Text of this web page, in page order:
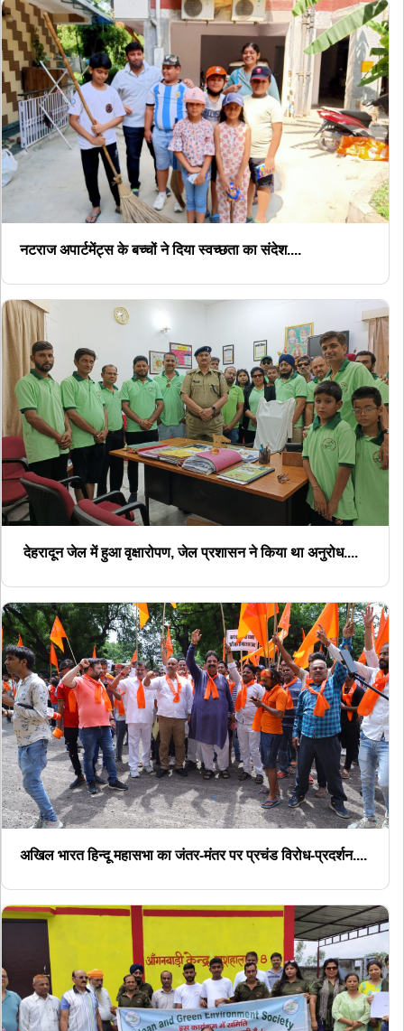
नटराज अपार्टमेंट्स के बच्चों ने दिया स्वच्छता का संदेश....
देहरादून जेल में हुआ वृक्षारोपण, जेल प्रशासन ने किया था अनुरोध....
अखिल भारत हिन्दू महासभा का जंतर-मंतर पर प्रचंड विरोध-प्रदर्शन....